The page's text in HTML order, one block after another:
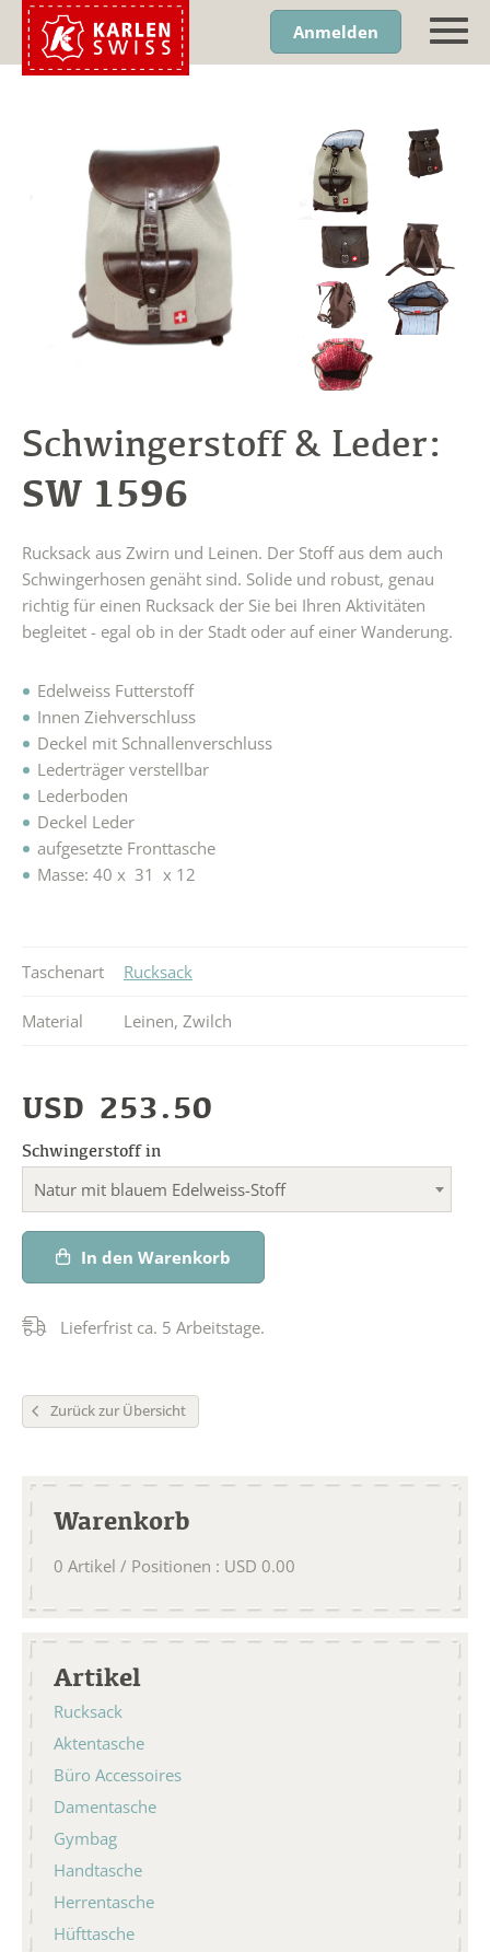
Anmelden
Schwingerstoff & Leder:
SW 1596
Rucksack aus Zwirn und Leinen. Der Stoff aus dem auch
Schwingerhosen genäht sind. Solide und robust, genau
richtig für einen Rucksack der Sie bei Ihren Aktivitäten
begleitet - egal ob in der Stadt oder auf einer Wanderung.
Edelweiss Futterstoff
Innen Ziehverschluss
Deckel mit Schnallenverschluss
Lederträger verstellbar
Lederboden
Deckel Leder
aufgesetzte Fronttasche
Masse: 40 x 31 x 12
Taschenart Rucksack
Material Leinen, Zwilch
USD 253.50
Schwingerstoff in
Natur mit blauem Edelweiss-Stoff
In den Warenkorb
Lieferfrist ca. 5 Arbeitstage.
Zurück zur Übersicht
Warenkorb
0 Artikel / Positionen : USD 0.00
Artikel
Rucksack
Aktentasche
Büro Accessoires
Damentasche
Gymbag
Handtasche
Herrentasche
Hüfttasche